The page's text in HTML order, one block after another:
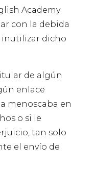
Academy
con la debida
dicho
de algún
enlace
menoscaba en
o si le
tan solo
el envío de